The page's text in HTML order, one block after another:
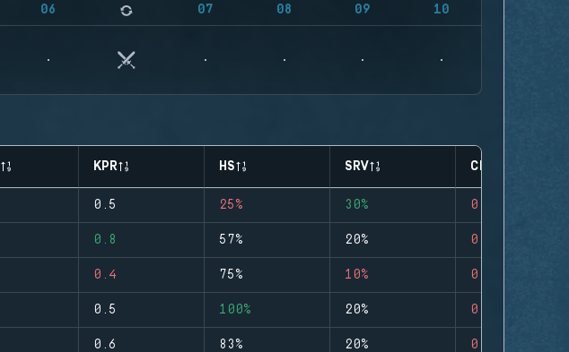
06 07 08 09 10
KPR HS SRV CLUTCHES
0.5 25% 30% 0
0.8 57% 20% 0
0.4 75% 10% 0
0.5 100% 20% 0
0.6 83% 20% 0